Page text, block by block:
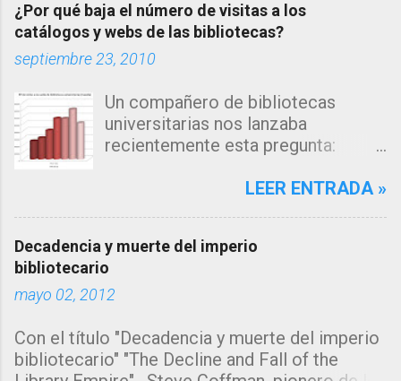
¿Por qué baja el número de visitas a los
catálogos y webs de las bibliotecas?
septiembre 23, 2010
Un compañero de bibliotecas
universitarias nos lanzaba
recientemente esta pregunta:
en el número de consultas, tanto a
últimos años... me inclino a pensar
que la explicación estará en los
algoritmos de búsqueda de los
como google, que muestran
directamente la información sin
LEER ENTRADA »
Decadencia y muerte del imperio
bibliotecario
mayo 02, 2012
Con el título "Decadencia y muerte del imperio
bibliotecario" "The Decline and Fall of the